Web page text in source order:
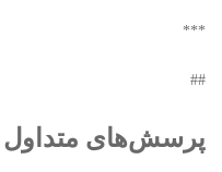
***
##
پرسش‌های متداول